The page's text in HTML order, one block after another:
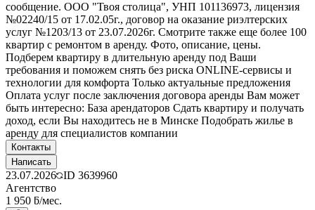
сообщение. ООО "Твоя столица", УНП 101136973, лицензия
№02240/15 от 17.02.05г., договор на оказание риэлтерских
услуг №1203/13 от 23.07.2026г. Смотрите также еще более 100
квартир с ремонтом в аренду. Фото, описание, цены.
Подберем квартиру в длительную аренду под Ваши
требования и поможем снять без риска ONLINE-сервисы и
технологии для комфорта Только актуальные предложения
Оплата услуг после заключения договора аренды Вам может
быть интересно: База арендаторов Сдать квартиру и получать
доход, если Вы находитесь не в Минске Подобрать жилье в
аренду для специалистов компании
Контакты
Написать
23.07.2026 ID 3639960
Агентство
1 950 ƃ/мес.